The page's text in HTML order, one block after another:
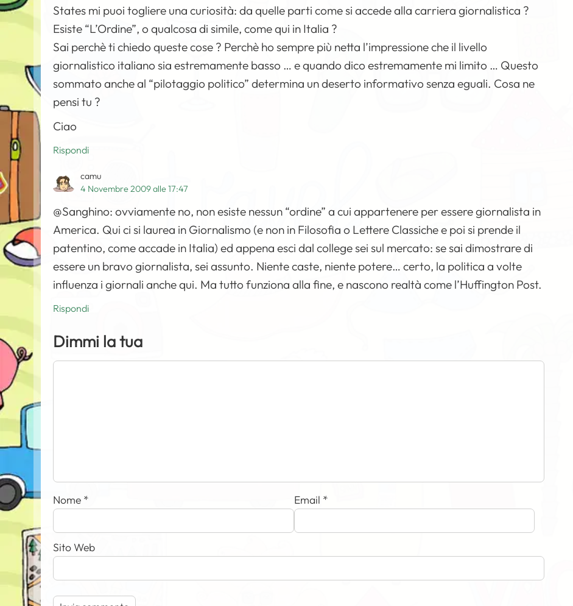
States mi puoi togliere una curiosità: da quelle parti come si accede alla carriera giornalistica ?
Esiste “L’Ordine”, o qualcosa di simile, come qui in Italia ?
Sai perchè ti chiedo queste cose ? Perchè ho sempre più netta l’impressione che il livello
giornalistico italiano sia estremamente basso … e quando dico estremamente mi limito … Questo
sommato anche al “pilotaggio politico” determina un deserto informativo senza eguali. Cosa ne
pensi tu ?
Ciao
Rispondi
camu
4 Novembre 2009 alle 17:47
@Sanghino: ovviamente no, non esiste nessun “ordine” a cui appartenere per essere giornalista in
America. Qui ci si laurea in Giornalismo (e non in Filosofia o Lettere Classiche e poi si prende il
patentino, come accade in Italia) ed appena esci dal college sei sul mercato: se sai dimostrare di
essere un bravo giornalista, sei assunto. Niente caste, niente potere… certo, la politica a volte
influenza i giornali anche qui. Ma tutto funziona alla fine, e nascono realtà come l’Huffington Post.
Rispondi
Dimmi la tua
Nome * Email *
Sito Web